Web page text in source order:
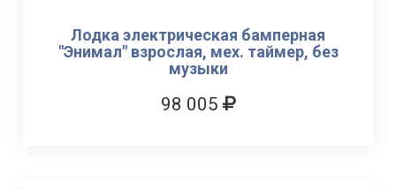
Лодка электрическая бамперная
"Энимал" взрослая, мех. таймер, без
музыки
98 005